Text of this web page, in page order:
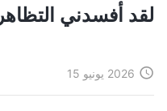
لقد أفسدني التظاهر
2026 يونيو 15